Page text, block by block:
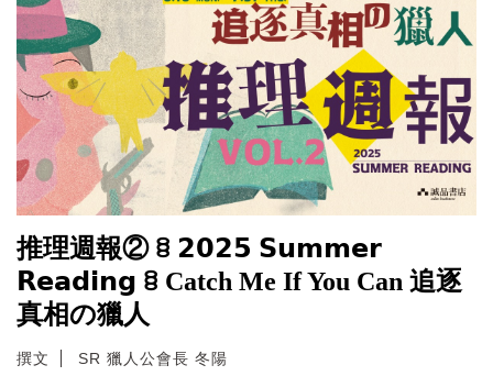
推理週報② ꊞ 𝟮𝟬𝟮𝟱 𝗦𝘂𝗺𝗺𝗲𝗿
𝗥𝗲𝗮𝗱𝗶𝗻𝗴 ꊞ Catch Me If You Can 追逐
真相の獵人
撰文 SR 獵人公會長 冬陽